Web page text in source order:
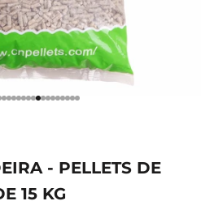
item 1
o item 2
o item 3
o item 4
o item 5
o item 6
para o item 7
para o item 8
para o item 9
Vá para o item 10
Vá para o item 11
Vá para o item 12
Vá para o item 13
Vá para o item 14
Vá para o item 15
Vá para o item 16
Vá para o item 17
Vá para o item 18
Vá para o item 19
Vá para o item 20
Vá para o item 21
Vá para o item 22
Vá para o item 23
Vá para o item 24
Vá para o item 25
- PELLETS DE
15 KG